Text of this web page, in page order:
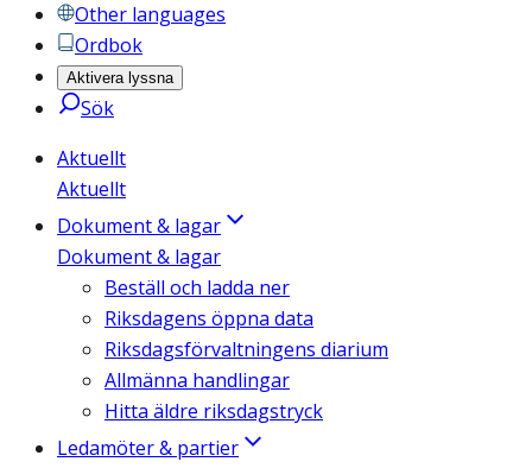
Other languages
Ordbok
Aktivera lyssna
Sök
Aktuellt
Aktuellt
Dokument & lagar
Dokument & lagar
Beställ och ladda ner
Riksdagens öppna data
Riksdagsförvaltningens diarium
Allmänna handlingar
Hitta äldre riksdagstryck
Ledamöter & partier